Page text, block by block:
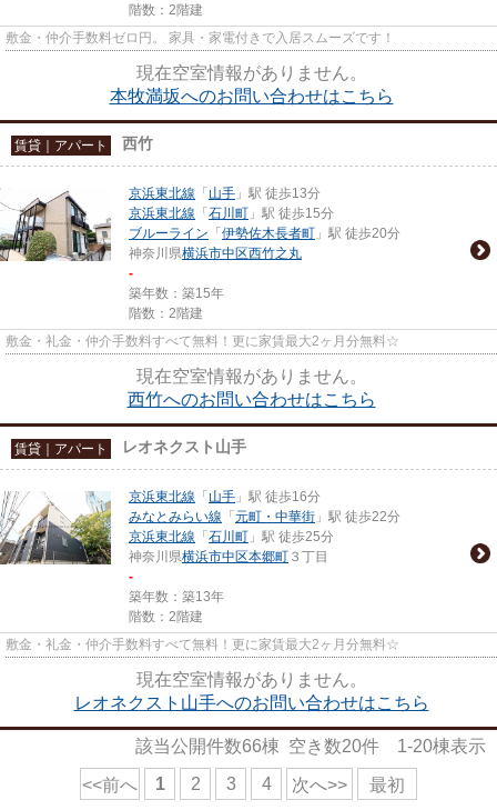
階数：2階建
敷金・仲介手数料ゼロ円。 家具・家電付きで入居スムーズです！
現在空室情報がありません。
本牧満坂へのお問い合わせはこちら
賃貸｜アパート 西竹
京浜東北線 「 山手 」駅 徒歩13分
京浜東北線 「 石川町 」駅 徒歩15分
ブルーライン 「 伊勢佐木長者町 」駅 徒歩20分
神奈川県横浜市中区西竹之丸
-
築年数：築15年
階数：2階建
敷金・礼金・仲介手数料すべて無料！更に家賃最大2ヶ月分無料☆
現在空室情報がありません。
西竹へのお問い合わせはこちら
賃貸｜アパート レオネクスト山手
京浜東北線 「 山手 」駅 徒歩16分
みなとみらい線 「 元町・中華街 」駅 徒歩22分
京浜東北線 「 石川町 」駅 徒歩25分
神奈川県横浜市中区本郷町 ３丁目
-
築年数：築13年
階数：2階建
敷金・礼金・仲介手数料すべて無料！更に家賃最大2ヶ月分無料☆
現在空室情報がありません。
レオネクスト山手へのお問い合わせはこちら
該当公開件数66棟 空き数20件 1-20棟表示
<<前へ 1 2 3 4 次へ>> 最初